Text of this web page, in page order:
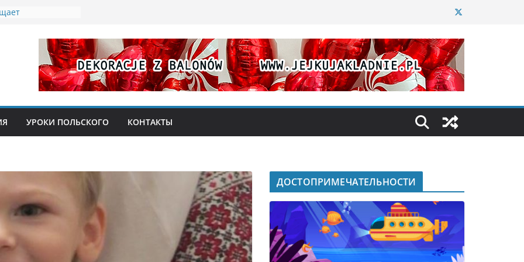
«эмеритуры»:
лет
мусора:
Karty
неделя в
Святым
УРОКИ ПОЛЬСКОГО КОНТАКТЫ
ДОСТОПРИМЕЧАТЕЛЬНОСТИ